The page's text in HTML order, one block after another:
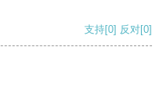
支持[0] 反对[0]